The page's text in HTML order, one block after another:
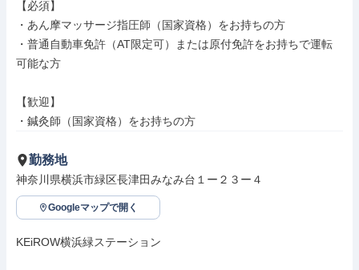
【必須】
・あん摩マッサージ指圧師（国家資格）をお持ちの方
・普通自動車免許（AT限定可）または原付免許をお持ちで運転
可能な方
【歓迎】
・鍼灸師（国家資格）をお持ちの方
勤務地
神奈川県横浜市緑区長津田みなみ台１ー２３ー４
Googleマップで開く
KEiROW横浜緑ステーション